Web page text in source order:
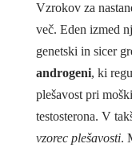
Vzrokov za
več. Eden izmed
genetski in sicer
androgeni, ki
plešavost pri
testosterona. V
vzorec plešavosti.